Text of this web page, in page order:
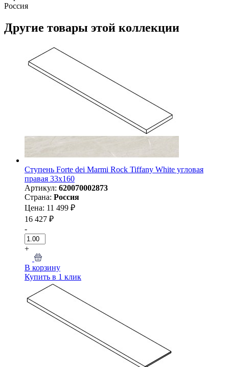
Россия
Другие товары этой коллекции
Ступень Forte dei Marmi Rock Tiffany White угловая
правая 33x160
Артикул: 620070002873
Страна: Россия
Цена: 11 499 ₽
16 427 ₽
-
+
В корзину
Купить в 1 клик